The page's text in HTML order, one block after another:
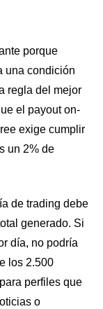
porque
una condición
regla del mejor
el payout on-
exige cumplir
un 2% de
de trading debe
generado. Si
día, no podría
los 2.500
perfiles que
o